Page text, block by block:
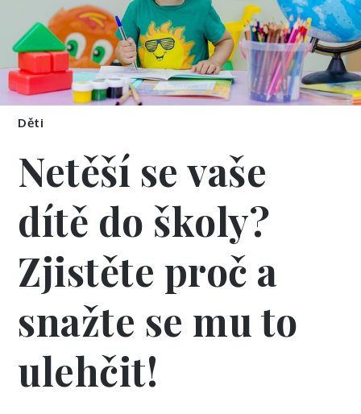
Děti
Netěší se vaše
dítě do školy?
Zjistěte proč a
snažte se mu to
ulehčit!